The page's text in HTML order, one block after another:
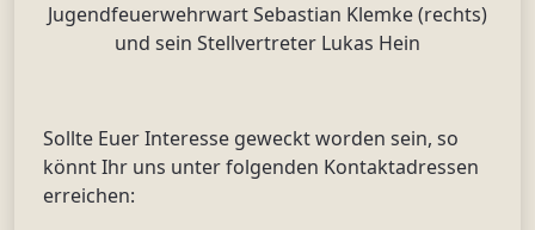
Jugendfeuerwehrwart Sebastian Klemke (rechts)
und sein Stellvertreter Lukas Hein
Sollte Euer Interesse geweckt worden sein, so
könnt Ihr uns unter folgenden Kontaktadressen
erreichen: